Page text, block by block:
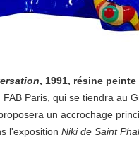
, 1991, résine
Paris, qui se tiendra au
un accrochage
l'exposition Niki de Saint